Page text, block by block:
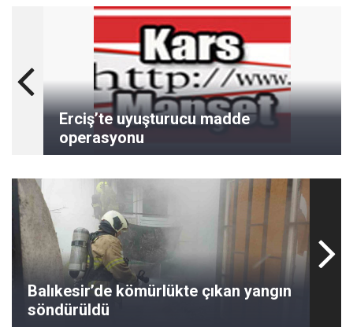
Erciş’te uyuşturucu madde
operasyonu
Balıkesir’de kömürlükte çıkan yangın
söndürüldü